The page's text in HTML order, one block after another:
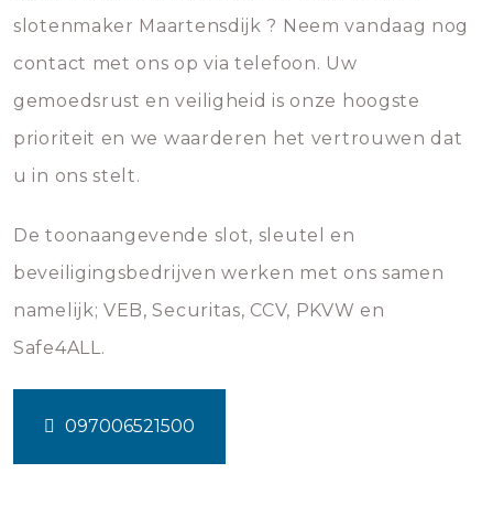
slotenmaker Maartensdijk ? Neem vandaag nog
contact met ons op via telefoon. Uw
gemoedsrust en veiligheid is onze hoogste
prioriteit en we waarderen het vertrouwen dat
u in ons stelt.
De toonaangevende slot, sleutel en
beveiligingsbedrijven werken met ons samen
namelijk; VEB, Securitas, CCV, PKVW en
Safe4ALL.
097006521500